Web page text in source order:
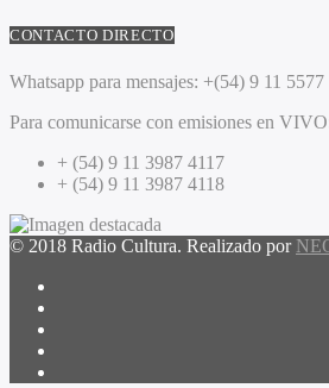
CONTACTO DIRECTO
Whatsapp para mensajes: +(54) 9 11 5577
Para comunicarse con emisiones en
+ (54) 9 11 3987 4117
+ (54) 9 11 3987 4118
© 2018 Radio Cultura. Realizado por